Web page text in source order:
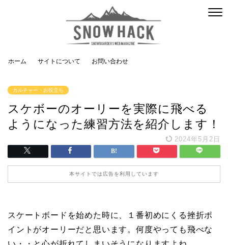
ホーム サイトについて お問い合わせ
カルチャー・お役立ち
スケボーのオーリーを実際に飛べる
ようになった練習方法を紹介します！
2024年5月2日
本サイトでは広告を利用しています
スケートボードを始めた時に、１番初めにくる挫折ポ
イントがオーリーだと思います。何度やっても飛べな